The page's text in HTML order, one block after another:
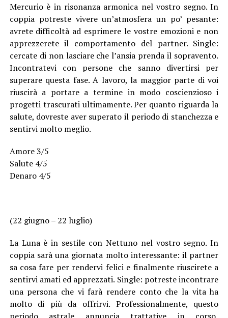
Mercurio è in risonanza armonica nel vostro segno. In
coppia potreste vivere un’atmosfera un po’ pesante:
avrete difficoltà ad esprimere le vostre emozioni e non
apprezzerete il comportamento del partner. Single:
cercate di non lasciare che l’ansia prenda il sopravento.
Incontratevi con persone che sanno divertirsi per
superare questa fase. A lavoro, la maggior parte di voi
riuscirà a portare a termine in modo coscienzioso i
progetti trascurati ultimamente. Per quanto riguarda la
salute, dovreste aver superato il periodo di stanchezza e
sentirvi molto meglio.
Amore 3/5
Salute 4/5
Denaro 4/5
(22 giugno – 22 luglio)
La Luna è in sestile con Nettuno nel vostro segno. In
coppia sarà una giornata molto interessante: il partner
sa cosa fare per rendervi felici e finalmente riuscirete a
sentirvi amati ed apprezzati. Single: potreste incontrare
una persona che vi farà rendere conto che la vita ha
molto di più da offrirvi. Professionalmente, questo